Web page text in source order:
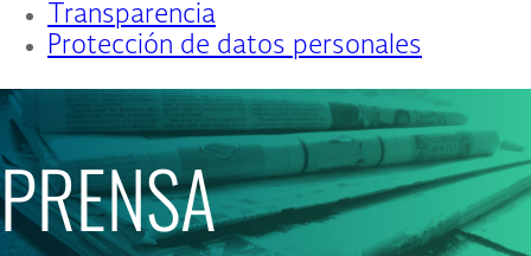
Transparencia
Protección de datos personales
PRENSA